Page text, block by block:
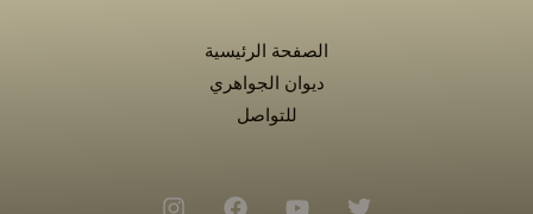
الصفحة الرئيسية
ديوان الجواهري
للتواصل